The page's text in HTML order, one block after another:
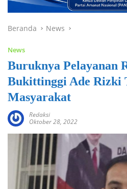
Beranda News
News
Buruknya Pelayanan
Bukittinggi Ade Rizki
Masyarakat
Redaksi
Oktober 28, 2022